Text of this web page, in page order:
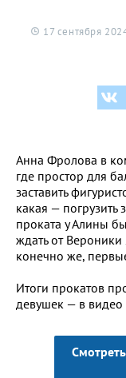
17 сентября
Анна Фролова в
где простор для
заставить
какая — погрузить
проката у Алины
ждать от
конечно же,
Итоги прокатов
девушек — в видео